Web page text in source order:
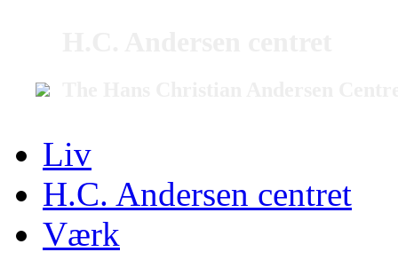
Liv
H.C. Andersen centret
Værk